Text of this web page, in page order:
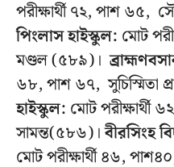
পরীক্ষার্থী ৭২, পাশ ৬৫,
পিংলাস হাইস্কুল: মোট
মণ্ডল (৫৮৯)।
৬৮, পাশ ৬৭, সুচিস্মিতা
হাইস্কুল: মোট পরীক্ষার্থী
সামন্ত(৫৮৬)।বীরসিংহ
মোট পরীক্ষার্থী ৪৬,